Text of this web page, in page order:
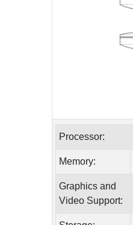
Processor:
Memory:
Graphics and
Video Support: